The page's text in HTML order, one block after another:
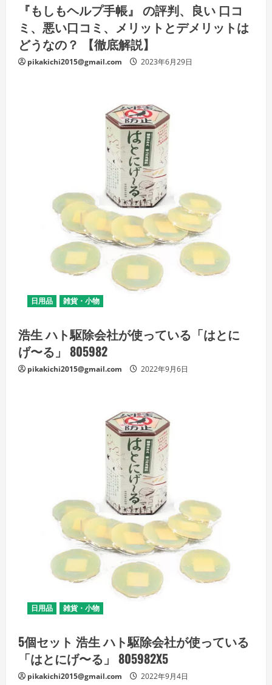
『もしもヘルプ手帳』 の評判、良い 口コ
ミ、悪い口コミ、メリットとデメリットは
どうなの？ 【徹底解説】
pikakichi2015@gmail.com 2023年6月29日
日用品 雑貨・小物
浩生 ハト駆除会社が使っている「はとに
げ〜る」 805982
pikakichi2015@gmail.com 2022年9月6日
日用品 雑貨・小物
5個セット 浩生 ハト駆除会社が使っている
「はとにげ〜る」 805982X5
pikakichi2015@gmail.com 2022年9月4日